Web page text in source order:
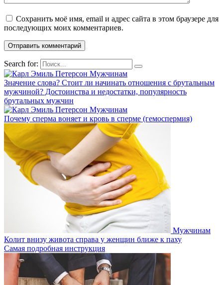
Сохранить моё имя, email и адрес сайта в этом браузере для
последующих моих комментариев.
Search for:
Мужчинам
Значение слова? Стоит ли начинать отношения с брутальным
мужчиной? Достоинства и недостатки, популярность
брутальных мужчин
Мужчинам
Почему сперма воняет и кровь в сперме (гемоспермия)
Мужчинам
Колит внизу живота справа у женщин ближе к паху
Самая подробная инструкция